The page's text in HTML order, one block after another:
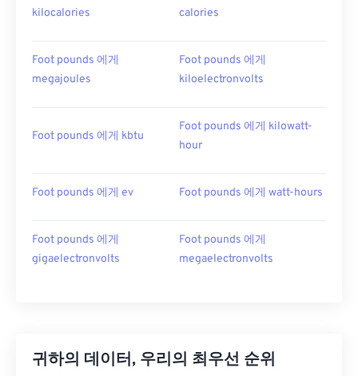
kilocalories
calories
Foot pounds 에게
megajoules
Foot pounds 에게
kiloelectronvolts
Foot pounds 에게 kbtu
Foot pounds 에게 kilowatt-
hour
Foot pounds 에게 ev Foot pounds 에게 watt-hours
Foot pounds 에게
gigaelectronvolts
Foot pounds 에게
megaelectronvolts
귀하의 데이터, 우리의 최우선 순위